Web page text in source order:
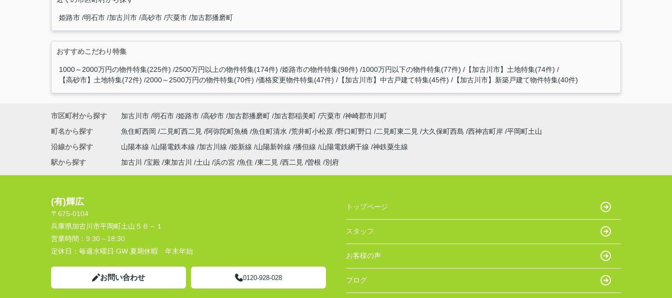
姫路市 明石市 加古川市 高砂市 宍粟市 加古郡播磨町
おすすめこだわり特集
1000～2000万円の物件特集(225件) 2500万円以上の物件特集(174件) 姫路市の物件特集(98件) 1000万円以下の物件特集(77件)
【加古川市】土地特集(74件)
【高砂市】土地特集(72件)
2000～2500万円の物件特集(70件) 価格変更物件特集(47件) 【加古川市】中古戸建て特集(45件) 【加古川市】新築戸建て物件特集(40件)
市区町村から探す 加古川市 明石市 姫路市 高砂市 加古郡播磨町 加古郡稲美町 宍粟市 神崎郡市川町
町名から探す
魚住町西岡 二見町西二見 阿弥陀町魚橋 魚住町清水 荒井町小松原 野口町野口 二見町東二見 大久保町西島 西神吉町岸 平岡町土山
沿線から探す
山陽本線 山陽電鉄本線 加古川線 姫新線 山陽新幹線 播但線 山陽電鉄網干線 神鉄粟生線
駅から探す
加古川 宝殿 東加古川 土山 浜の宮 魚住 東二見 西二見 曽根 別府
(有)輝広
〒675-0104
兵庫県加古川市平岡町土山５６－１
営業時間： 9:30～18:30
定休日： 毎週水曜日 GW 夏期休暇 年末年始
お問い合わせ 0120-928-028
トップページ
スタッフ
お客様の声
ブログ